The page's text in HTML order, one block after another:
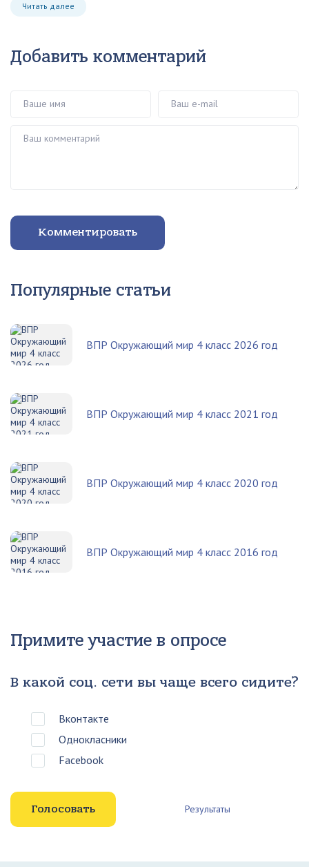
Читать далее
Добавить комментарий
Комментировать
Популярные статьи
ВПР Окружающий мир 4 класс 2026 год
ВПР Окружающий мир 4 класс 2021 год
ВПР Окружающий мир 4 класс 2020 год
ВПР Окружающий мир 4 класс 2016 год
Примите участие в опросе
В какой соц. сети вы чаще всего сидите?
Вконтакте
Однокласники
Facebook
Результаты